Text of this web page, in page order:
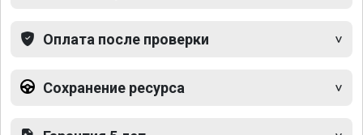
Оплата после проверки
Сохранение ресурса